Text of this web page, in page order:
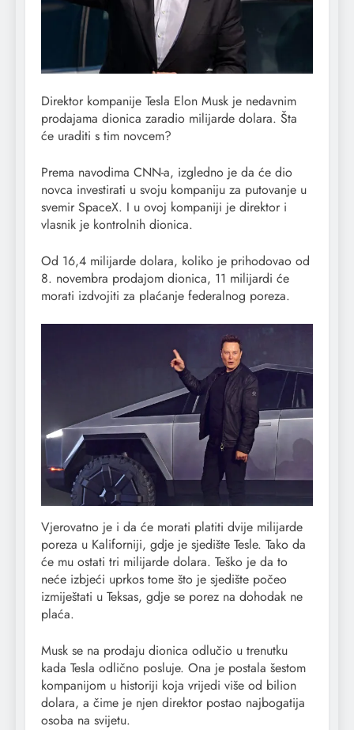
Direktor kompanije Tesla Elon Musk je nedavnim
prodajama dionica zaradio milijarde dolara. Šta
će uraditi s tim novcem?
Prema navodima CNN-a, izgledno je da će dio
novca investirati u svoju kompaniju za putovanje u
svemir SpaceX. I u ovoj kompaniji je direktor i
vlasnik je kontrolnih dionica.
Od 16,4 milijarde dolara, koliko je prihodovao od
8. novembra prodajom dionica, 11 milijardi će
morati izdvojiti za plaćanje federalnog poreza.
Vjerovatno je i da će morati platiti dvije milijarde
poreza u Kaliforniji, gdje je sjedište Tesle. Tako da
će mu ostati tri milijarde dolara. Teško je da to
neće izbjeći uprkos tome što je sjedište počeo
izmiještati u Teksas, gdje se porez na dohodak ne
plaća.
Musk se na prodaju dionica odlučio u trenutku
kada Tesla odlično posluje. Ona je postala šestom
kompanijom u historiji koja vrijedi više od bilion
dolara, a čime je njen direktor postao najbogatija
osoba na svijetu.